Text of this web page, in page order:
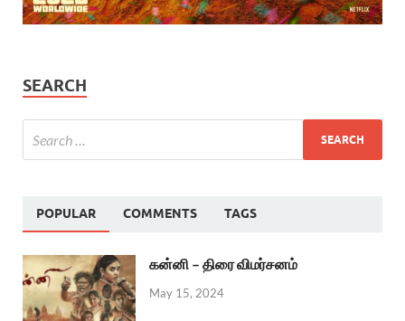
SEARCH
POPULAR COMMENTS TAGS
கன்னி – திரை விமர்சனம்
May 15, 2024